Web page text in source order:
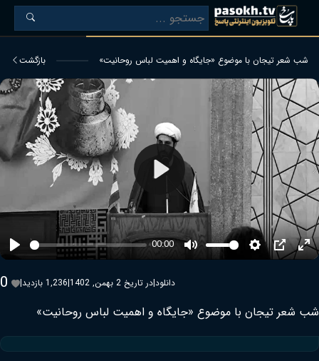
شب شعر تیجان با موضوع «جایگاه و اهمیت لباس روحانیت» بازگشت
Play
00:00
Mute SettingsPIP
Play
0 | 1,236 بازدید| در تاریخ 2 بهمن, 1402|دانلود
شب شعر تیجان با موضوع «جایگاه و اهمیت لباس روحانیت»